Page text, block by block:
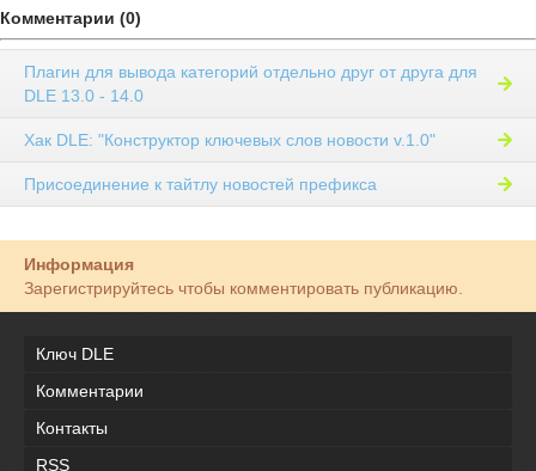
Комментарии (0)
Плагин для вывода категорий отдельно друг от друга для
DLE 13.0 - 14.0
Хак DLE: "Конструктор ключевых слов новости v.1.0"
Присоединение к тайтлу новостей префикса
Информация
Зарегистрируйтесь чтобы комментировать публикацию.
Ключ DLE
Комментарии
Контакты
RSS